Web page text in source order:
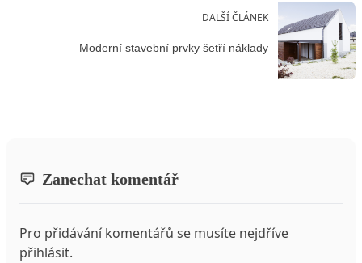
DALŠÍ ČLÁNEK
Moderní stavební prvky šetří náklady
Zanechat komentář
Pro přidávání komentářů se musíte nejdříve
přihlásit.